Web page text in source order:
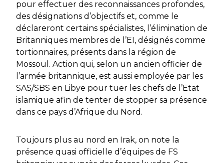
pour effectuer des reconnaissances profondes,
des désignations d’objectifs et, comme le
déclareront certains spécialistes, l’élimination de
Britanniques membres de l’EI, désignés comme
tortionnaires, présents dans la région de
Mossoul. Action qui, selon un ancien officier de
l’armée britannique, est aussi employée par les
SAS/SBS en Libye pour tuer les chefs de l’Etat
islamique afin de tenter de stopper sa présence
dans ce pays d’Afrique du Nord.
Toujours plus au nord en Irak, on note la
présence quasi officielle d’équipes de FS